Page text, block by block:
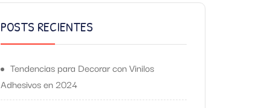
POSTS RECIENTES
Tendencias para Decorar con Vinilos
Adhesivos en 2024